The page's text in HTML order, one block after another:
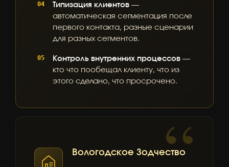
Типизация клиентов —
автоматическая сегментация после
первого контакта, разные сценарии
для разных сегментов.
Контроль внутренних процессов —
кто что пообещал клиенту, что из
этого сделано, что просрочено.
Вологодское Зодчество